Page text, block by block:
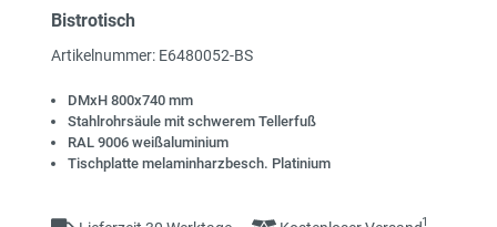
Bistrotisch
Artikelnummer: E6480052-BS
DMxH 800x740 mm
Stahlrohrsäule mit schwerem Tellerfuß
RAL 9006 weißaluminium
Tischplatte melaminharzbesch. Platinium
1